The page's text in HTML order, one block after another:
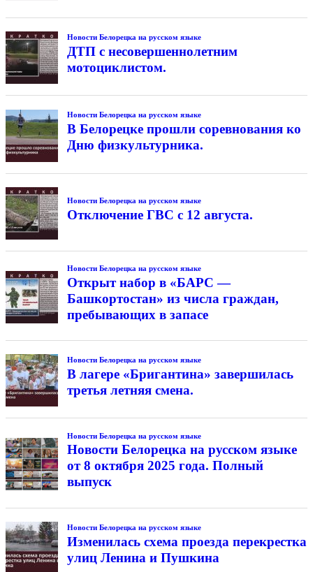
Новости Белорецка на русском языке
ДТП с несовершеннолетним
мотоциклистом.
Новости Белорецка на русском языке
В Белорецке прошли соревнования ко
Дню физкультурника.
Новости Белорецка на русском языке
Отключение ГВС с 12 августа.
Новости Белорецка на русском языке
Открыт набор в «БАРС —
Башкортостан» из числа граждан,
пребывающих в запасе
Новости Белорецка на русском языке
В лагере «Бригантина» завершилась
третья летняя смена.
Новости Белорецка на русском языке
Новости Белорецка на русском языке
от 8 октября 2025 года. Полный
выпуск
Новости Белорецка на русском языке
Изменилась схема проезда перекрестка
улиц Ленина и Пушкина